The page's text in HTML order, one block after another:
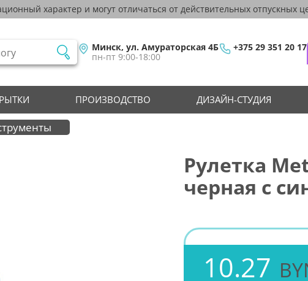
характер и могут отличаться от действительных отпускных
Минск, ул. Амураторская 4Б
пн-пт 9:00-18:00
+375 29 351 20 17
ПРОИЗВОДСТВО ДИЗАЙН-СТУДИЯ
Рулетка
черная с
10.27